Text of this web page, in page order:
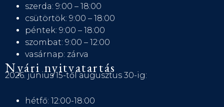
szerda: 9:00 – 18:00
csütörtök: 9:00 – 18:00
péntek: 9:00 – 18:00
szombat: 9:00 – 12:00
vasárnap: zárva
Nyári nyitvatartás
2026. június 15-től augusztus 30-ig:
hétfő: 12:00-18:00